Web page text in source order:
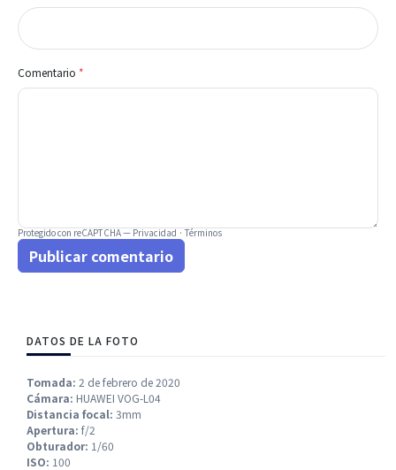
Comentario *
Protegido con reCAPTCHA —Privacidad·Términos
Publicar comentario
DATOS DE LA FOTO
Tomada: 2 de febrero de 2020
Cámara: HUAWEI VOG-L04
Distancia focal: 3mm
Apertura: f/2
Obturador: 1/60
ISO: 100